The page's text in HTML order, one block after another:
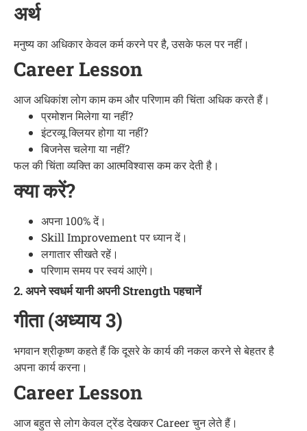
अर्थ
मनुष्य का अधिकार केवल कर्म करने पर है, उसके फल पर नहीं।
Career Lesson
आज अधिकांश लोग काम कम और परिणाम की चिंता अधिक करते हैं।
प्रमोशन मिलेगा या नहीं?
इंटरव्यू क्लियर होगा या नहीं?
बिजनेस चलेगा या नहीं?
फल की चिंता व्यक्ति का आत्मविश्वास कम कर देती है।
क्या करें?
अपना 100% दें।
Skill Improvement पर ध्यान दें।
लगातार सीखते रहें।
परिणाम समय पर स्वयं आएंगे।
2. अपने स्वधर्म यानी अपनी Strength पहचानें
गीता (अध्याय 3)
भगवान श्रीकृष्ण कहते हैं कि दूसरे के कार्य की नकल करने से बेहतर है
अपना कार्य करना।
Career Lesson
आज बहुत से लोग केवल ट्रेंड देखकर Career चुन लेते हैं।